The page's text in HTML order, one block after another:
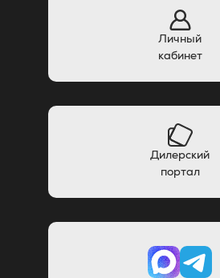
Личный
кабинет
Дилерский
портал